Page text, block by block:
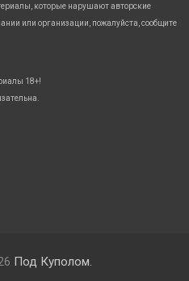
которые нарушают авторские
или организации, пожалуйста, сообщите
18+!
Под Куполом.